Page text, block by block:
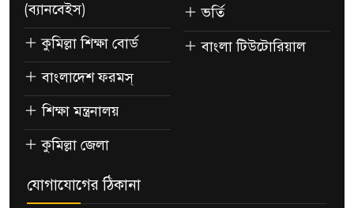
(ব্যানবেইস)
কুমিল্লা শিক্ষা বোর্ড
বাংলাদেশ ফরমস্
শিক্ষা মন্ত্রনালয়
কুমিল্লা জেলা
ভর্তি
বাংলা টিউটোরিয়াল
যোগাযোগের ঠিকানা